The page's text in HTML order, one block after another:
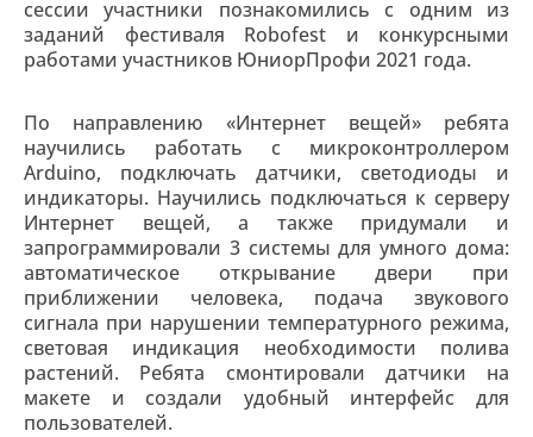
сессии участники познакомились с одним из
заданий фестиваля Robofest и конкурсными
работами участников ЮниорПрофи 2021 года.
По направлению «Интернет вещей» ребята
научились работать с микроконтроллером
Arduino, подключать датчики, светодиоды и
индикаторы. Научились подключаться к серверу
Интернет вещей, а также придумали и
запрограммировали 3 системы для умного дома:
автоматическое открывание двери при
приближении человека, подача звукового
сигнала при нарушении температурного режима,
световая индикация необходимости полива
растений. Ребята смонтировали датчики на
макете и создали удобный интерфейс для
пользователей.